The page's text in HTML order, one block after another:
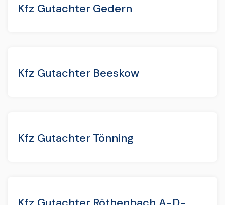
Kfz Gutachter Gedern
Kfz Gutachter Beeskow
Kfz Gutachter Tönning